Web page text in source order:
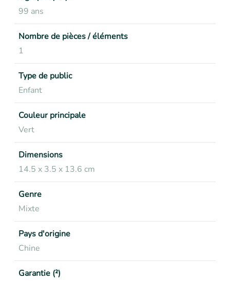
99 ans
Nombre de pièces / éléments
1
Type de public
Enfant
Couleur principale
Vert
Dimensions
14.5 x 3.5 x 13.6 cm
Genre
Mixte
Pays d'origine
Chine
Garantie (²)